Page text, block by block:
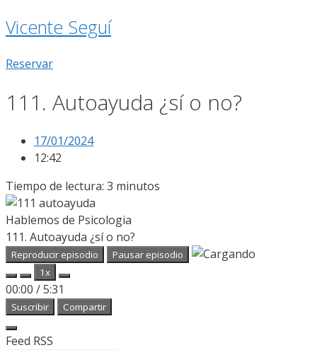
Vicente Seguí
Reservar
111. Autoayuda ¿sí o no?
17/01/2024
12:42
Tiempo de lectura: 3 minutos
Hablemos de Psicologia
111. Autoayuda ¿sí o no?
Reproducir episodio
Pausar episodio
1x
00:00 /5:31
Suscribir Compartir
Feed RSS